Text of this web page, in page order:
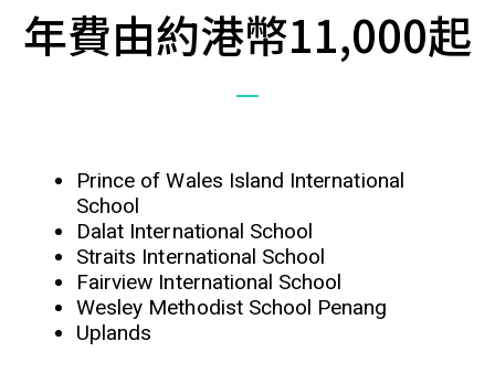
年費由約港幣11,000起
Prince of Wales Island International
School
Dalat International School
Straits International School
Fairview International School
Wesley Methodist School Penang
Uplands